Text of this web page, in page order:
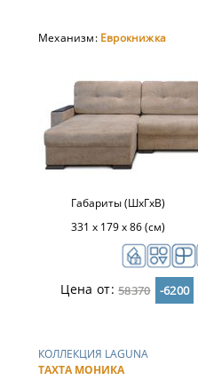
Механизм: Еврокнижка
Габариты (ШхГхВ)
331 x 179 x 86 (см)
Цена от:58370 -6200
КОЛЛЕКЦИЯ LAGUNA
ТАХТА МОНИКА